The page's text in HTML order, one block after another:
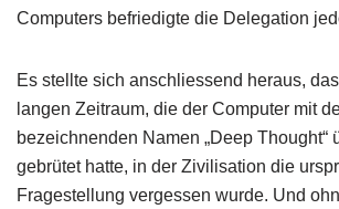
Computers befriedigte die Delegation
Es stellte sich anschliessend heraus,
langen Zeitraum, die der Computer mit
bezeichnenden Namen „Deep Thought“
gebrütet hatte, in der Zivilisation die
Fragestellung vergessen wurde. Und